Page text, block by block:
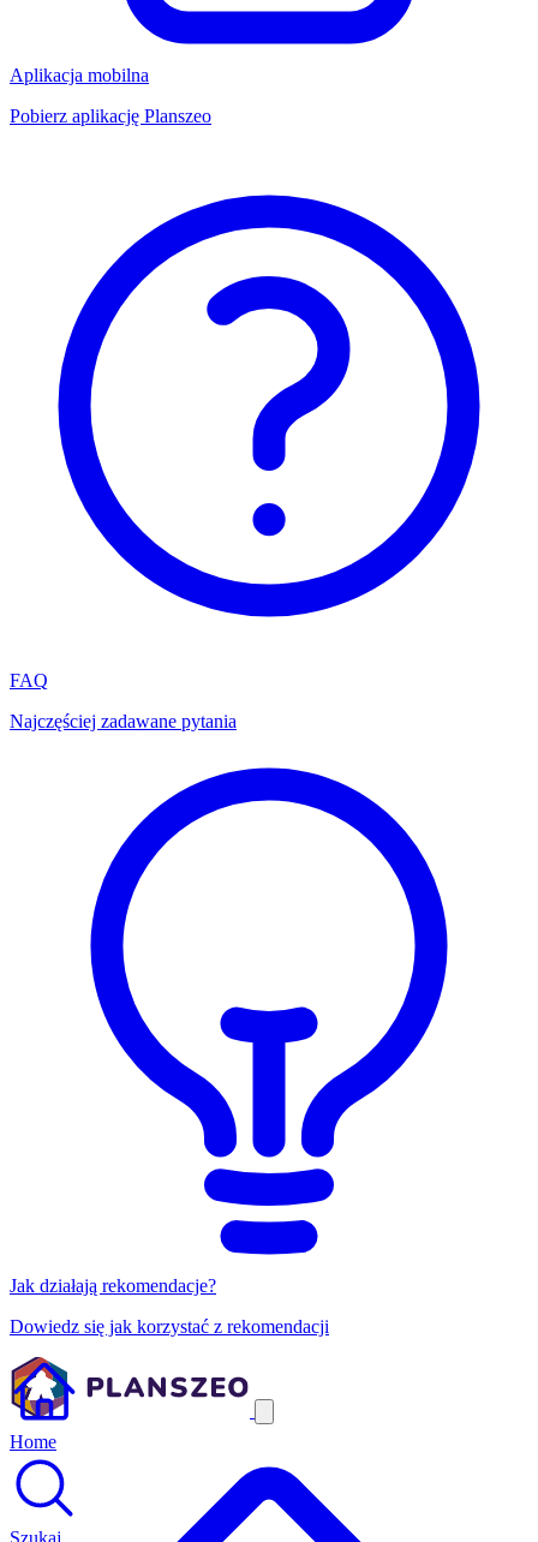
Aplikacja mobilna
Pobierz aplikację Planszeo
FAQ
Najczęściej zadawane pytania
Jak działają rekomendacje?
Dowiedz się jak korzystać z rekomendacji
Home
Szukaj